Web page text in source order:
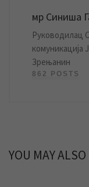
мр Синиша
Руководилац
комуникација
Зрењанин
862 POSTS
YOU MAY